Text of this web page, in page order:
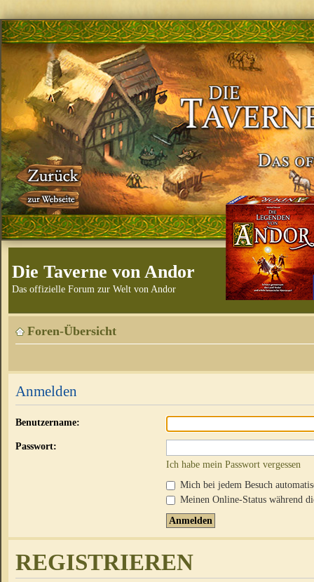
Die Taverne von Andor
Das offizielle Forum zur Welt von Andor
Foren-Übersicht
Anmelden
Benutzername:
Passwort:
Ich habe mein Passwort vergessen
Mich bei jedem Besuch
Meinen Online-Status während
REGISTRIEREN